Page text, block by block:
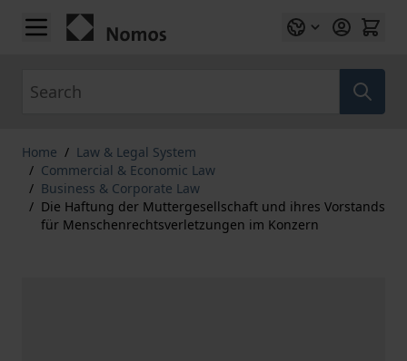
Skip to Content
Home / Law & Legal System
/ Commercial & Economic Law
/ Business & Corporate Law
/ Die Haftung der Muttergesellschaft und ihres Vorstands
für Menschenrechtsverletzungen im Konzern